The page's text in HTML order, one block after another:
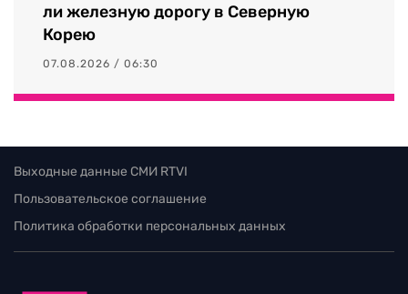
ли железную дорогу в Северную
Корею
07.08.2026 / 06:30
Выходные данные СМИ RTVI
Пользовательское соглашение
Политика обработки персональных данных